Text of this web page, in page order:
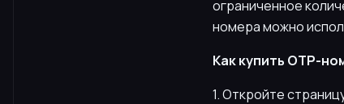
ограниченное
номера можно
Как купить OTP-
1. Откройте